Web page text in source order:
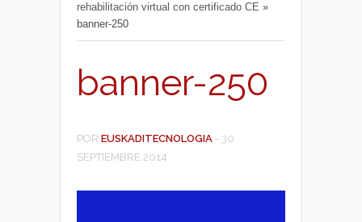
rehabilitación virtual con certificado CE »
banner-250
banner-250
POR EUSKADITECNOLOGIA - 30
SEPTIEMBRE 2014